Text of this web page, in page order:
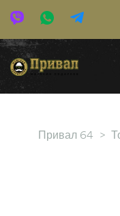
Привал 64 >